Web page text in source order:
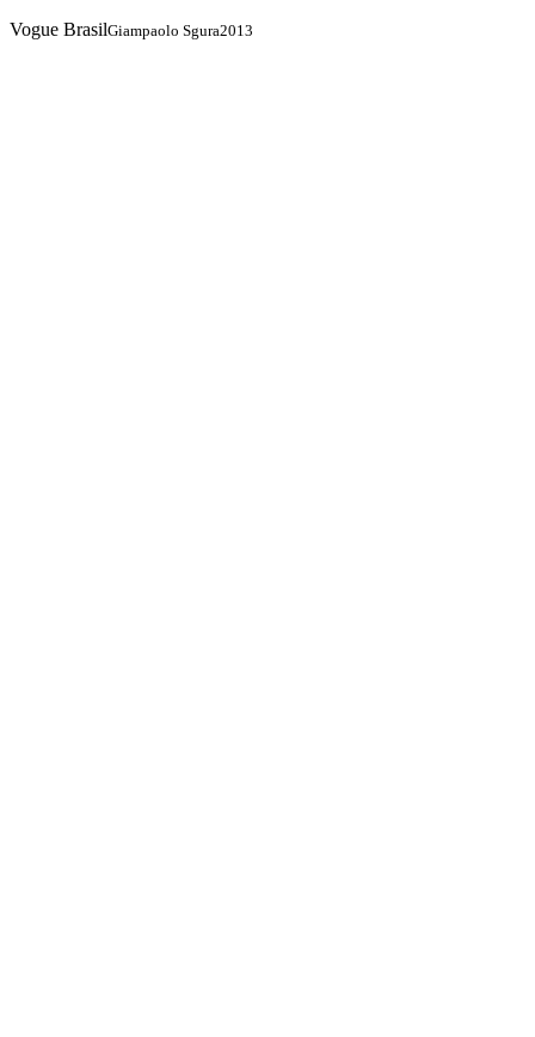
Vogue BrasilGiampaolo Sgura2013